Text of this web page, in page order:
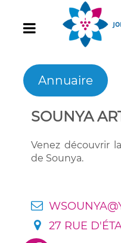
Annuaire
SOUNYA
Venez découvrir
de Sounya.
27 RUE